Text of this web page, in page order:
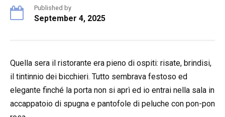
Published by
September 4, 2025
Quella sera il ristorante era pieno di ospiti: risate, brindisi,
il tintinnio dei bicchieri. Tutto sembrava festoso ed
elegante finché la porta non si aprì ed io entrai nella sala in
accappatoio di spugna e pantofole di peluche con pon-pon